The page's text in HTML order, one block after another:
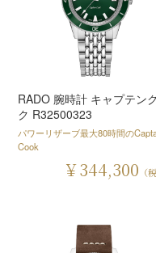
RADO 腕時計 キャプテン
ク R32500323
パワーリザーブ最大80時間の
Cook
￥344,300 （